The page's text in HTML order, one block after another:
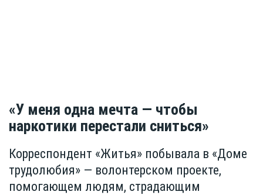
«У меня одна мечта — чтобы
наркотики перестали сниться»
Корреспондент «Житья» побывала в «Доме
трудолюбия» — волонтерском проекте,
помогающем людям, страдающим